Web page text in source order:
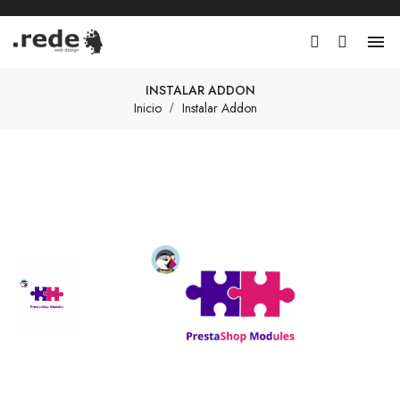

INSTALAR ADDON
Inicio
Instalar Addon